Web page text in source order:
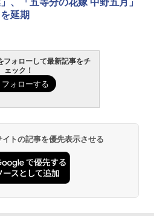
OP.1636 TT-02 TYPE-S スチール
ウント（フロント）【54636】 ラ
用
【TAMIYA/タミヤ】 RCオプショ
ツ OP1558 TT-02 アルミ モータ
ント
NATIONS S.H.フィギュアー
骨彫製法） 仮面ライダーBLACK
150mm PVC&ABS&布製 塗装済み
NATIONS S.H.フィギュアー
PIECE シャンクス -マリンフォ
上決戦- 約165mm PVC&ABS&布
動戦士ガンダム00 グラハム専用ユ
フラッグカスタム 1/144スケール
け済みプラモデル
SPIRITS(バンダイスピリッツ)
SIS-H00 セスティエ[カラーC] 色
みプラモデル
ルイ (TOKYO MARUI) ガスブロー
マシンガン No.14 20式 5.56mm
18歳以上 ガスブローバック
ルイ(TOKYO MARUI) No.21 H&K
18歳以上エアーHOPハンドガン
クラフトツールシリーズ No.123
刃ニッパー (ゲートカット用) プラ
ル用工具 74123
ロックタイト) シールはがし
アム 220ml
、「五等分の花嫁 中野五月」
延期
フォローして最新記事をチ
ェック！
トの記事を優先表示させる